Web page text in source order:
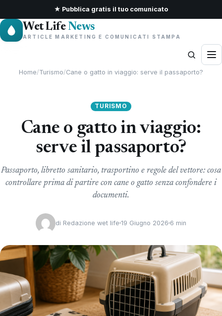
★ Pubblica gratis il tuo comunicato
Wet Life News
ARTICLE MARKETING E COMUNICATI STAMPA
Home/Turismo/Cane o gatto in viaggio: serve il passaporto?
TURISMO
Cane o gatto in viaggio:
serve il passaporto?
Passaporto, libretto sanitario, trasportino e regole del vettore: cosa
controllare prima di partire con cane o gatto senza confondere i
documenti.
di Redazione wet life 19 Giugno 2026 6 min